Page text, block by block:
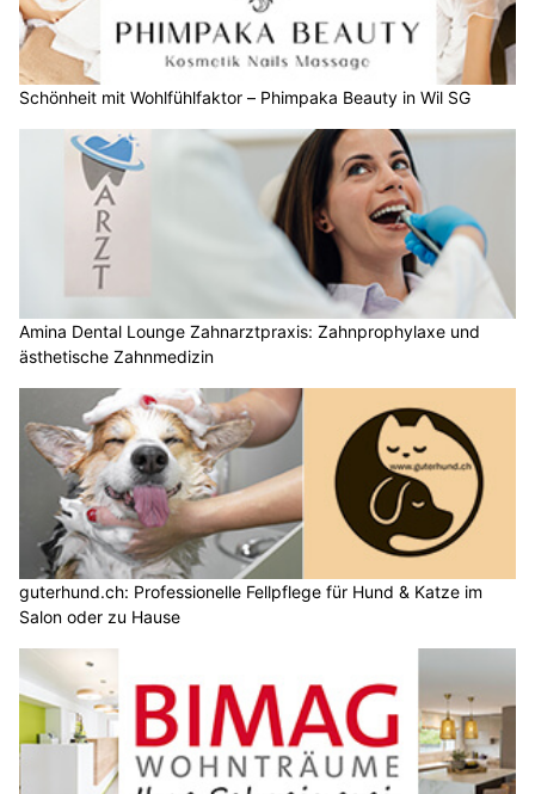
Schönheit mit Wohlfühlfaktor – Phimpaka Beauty in Wil SG
Amina Dental Lounge Zahnarztpraxis: Zahnprophylaxe und
ästhetische Zahnmedizin
guterhund.ch: Professionelle Fellpflege für Hund & Katze im
Salon oder zu Hause